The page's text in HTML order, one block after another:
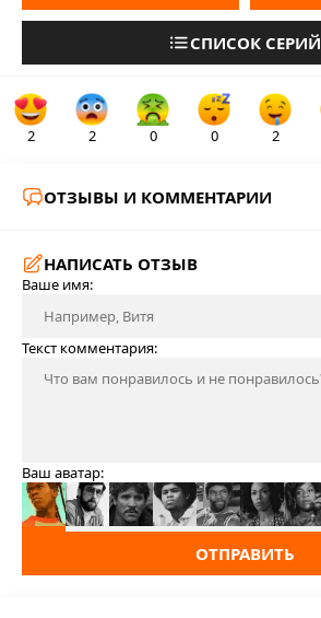
СПИСОК СЕРИЙ
2 2 0 0 2
ОТЗЫВЫ И КОММЕНТАРИИ
НАПИСАТЬ ОТЗЫВ
Ваше имя:
Текст комментария:
Ваш аватар:
ОТПРАВИТЬ